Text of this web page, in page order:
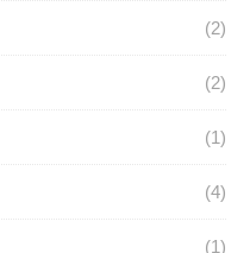
(2)
(2)
(1)
(4)
(1)